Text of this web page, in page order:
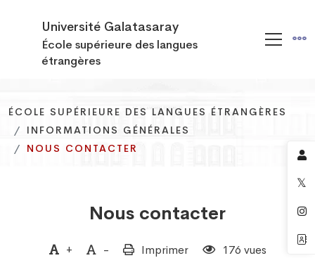
Université Galatasaray
École supérieure des langues
étrangères
ÉCOLE SUPÉRIEURE DES LANGUES ÉTRANGÈRES
INFORMATIONS GÉNÉRALES
NOUS CONTACTER
ÉCOLE SUPÉRIEURE DES LANGUES ÉTRANGÈRES
INFORMATIONS GÉNÉRALES
NOUS CONTACTER
ÉCOLE SUPÉRIEURE DES LANGUES ÉTRANGÈRES
INFORMATIONS GÉNÉRALES
NOUS CONTACTER
Nous contacter
+ - Imprimer 176 vues